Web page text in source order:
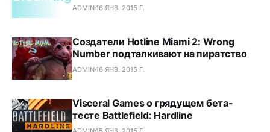
ADMIN16 ЯНВ. 2015 Г.
Создатели Hotline Miami 2: Wrong
Number подталкивают на пиратство
ADMIN16 ЯНВ. 2015 Г.
Visceral Games о грядущем бета-
тесте Battlefield: Hardline